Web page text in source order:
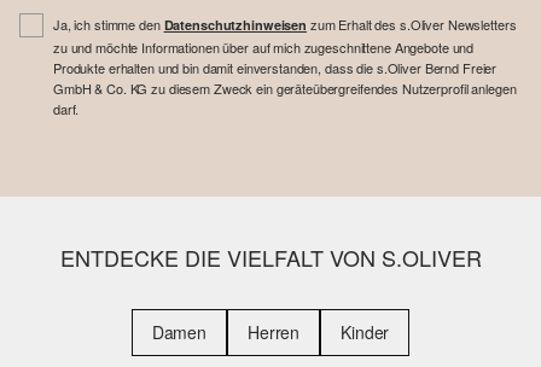
Ja, ich stimme den Datenschutzhinweisen zum Erhalt des s.Oliver Newsletters
zu und möchte Informationen über auf mich zugeschnittene Angebote und
Produkte erhalten und bin damit einverstanden, dass die s.Oliver Bernd Freier
GmbH & Co. KG zu diesem Zweck ein geräteübergreifendes Nutzerprofil anlegen
darf.
ENTDECKE DIE VIELFALT VON S.OLIVER
Damen Herren Kinder